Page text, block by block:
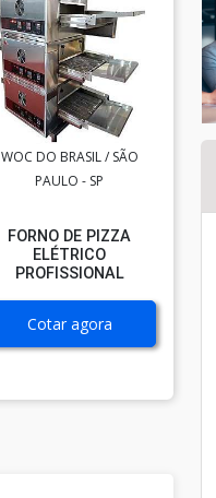
WOC DO BRASIL / SÃO
PAULO - SP
FORNO DE PIZZA
ELÉTRICO
PROFISSIONAL
Cotar agora